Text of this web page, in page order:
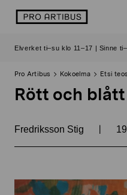
sisältöön
logo
Elverket ti–su klo 11–17 | Sinne
Pro Artibus Kokoelma Etsi
Rött och blått
Fredriksson Stig |